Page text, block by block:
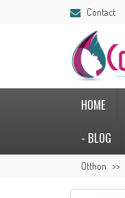
Contact
HOME
- BLOG
Otthon